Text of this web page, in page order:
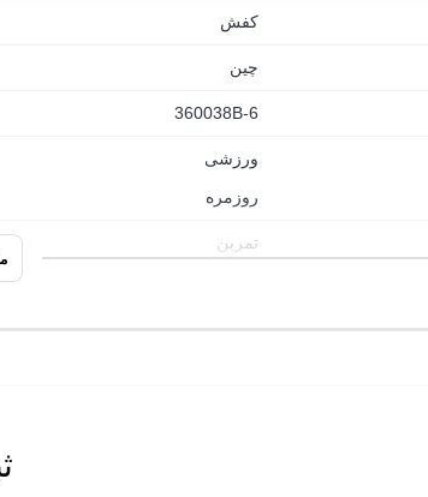
و ورزش: یک کفش همه کاره.
همراه سفره؛ باید درست و دقیق باشه. اگر
همیشگی برای کفش هامتو 360038 بی نقص خواهد بود.
کفش
چین
360038B-6
ورزشی
روزمره
تمرین